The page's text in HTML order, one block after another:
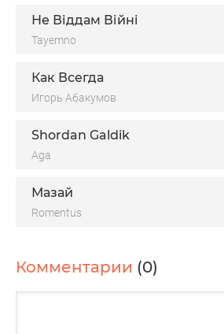
Не Віддам Війні
Tayemno
Как Всегда
Игорь Абакумов
Shordan Galdik
Aga
Мазай
Romentus
Комментарии (0)